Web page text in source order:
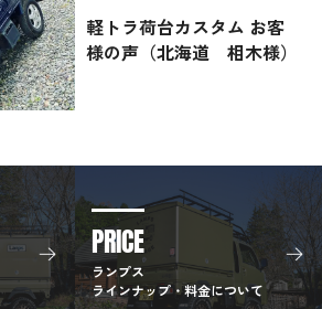
軽トラ荷台カスタム お客
様の声（北海道 相木様）
PRICE
ランプス
ラインナップ・料金について